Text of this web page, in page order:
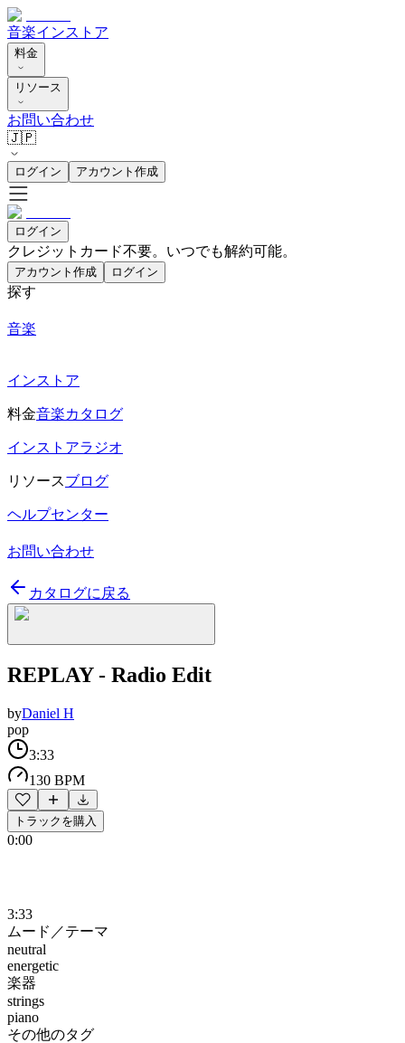
音楽インストア
料金
リソース
お問い合わせ
🇯🇵
ログイン アカウント作成
ログイン
クレジットカード不要。いつでも解約可能。
アカウント作成 ログイン
探す
音楽
インストア
料金音楽カタログ
インストアラジオ
リソースブログ
ヘルプセンター
お問い合わせ
カタログに戻る
REPLAY - Radio Edit
byDaniel H
pop
3:33
130 BPM
トラックを購入
0:00
3:33
ムード／テーマ
neutral
energetic
楽器
strings
piano
その他のタグ